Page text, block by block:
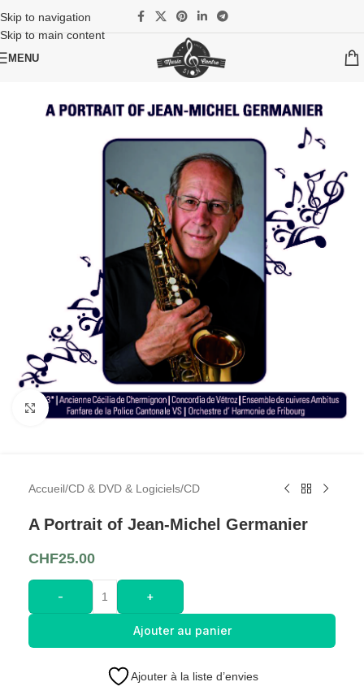
Skip to navigation
Skip to main content
MENU
Cliquez pour agrandir l'image
Accueil/CD & DVD & Logiciels/CD
A Portrait of Jean-Michel Germanier
CHF25.00
- +
Ajouter au panier
Ajouter à la liste d’envies